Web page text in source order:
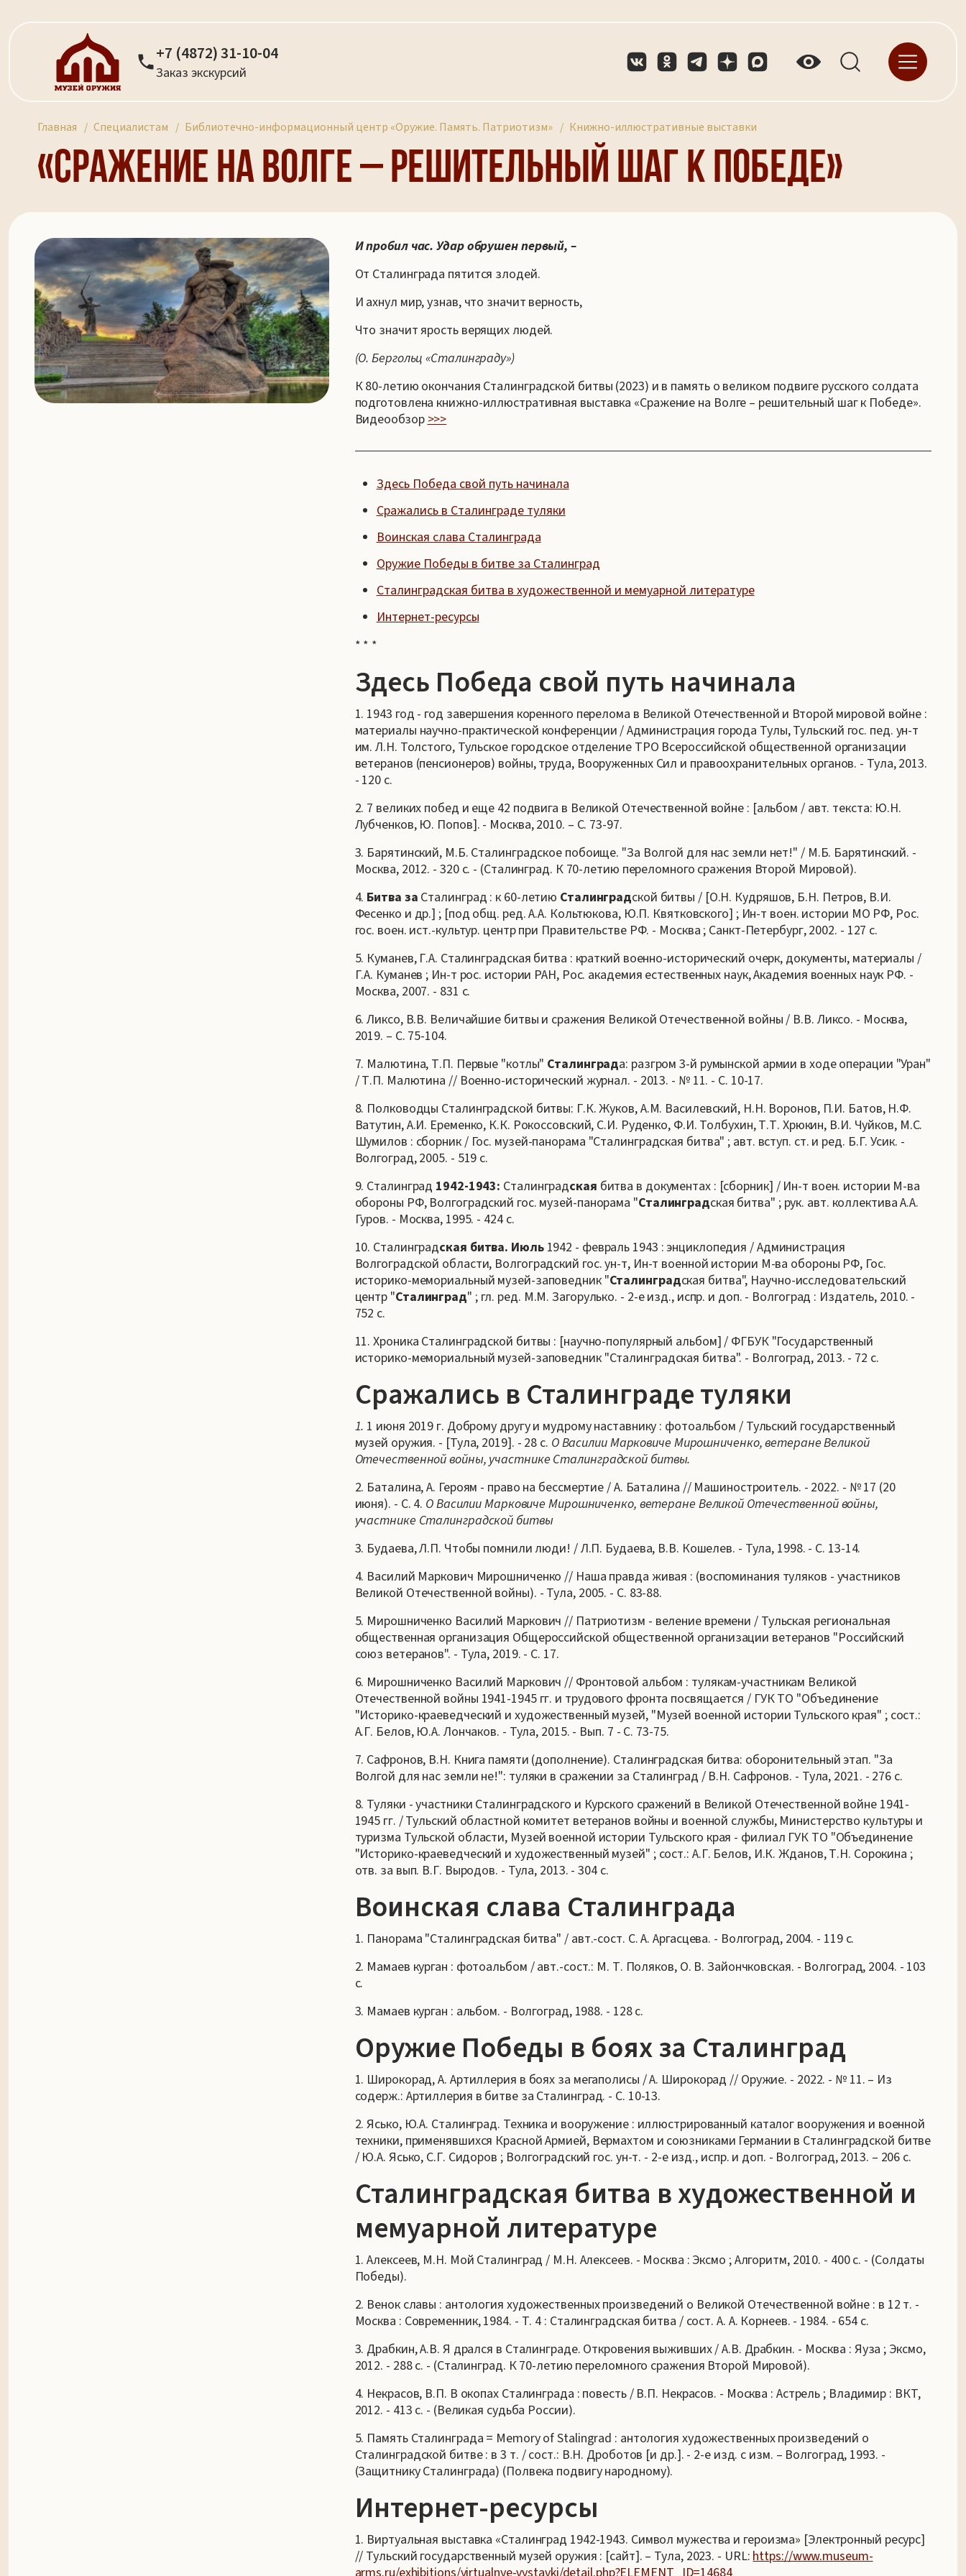
+7 (4872) 31-10-04
Заказ экскурсий
Главная Специалистам Библиотечно-информационный центр «Оружие. Память. Патриотизм» Книжно-иллюстративные выставки
«Сражение на Волге – решительный шаг к Победе»
И пробил час. Удар обрушен первый, –
От Сталинграда пятится злодей.
И ахнул мир, узнав, что значит верность,
Что значит ярость верящих людей.
(О. Бергольц «Сталинграду»)
К 80-летию окончания Сталинградской битвы (2023) и в память о великом подвиге русского солдата
подготовлена книжно-иллюстративная выставка «Сражение на Волге – решительный шаг к Победе».
Видеообзор>>>
Здесь Победа свой путь начинала
Сражались в Сталинграде туляки
Воинская слава Сталинграда
Оружие Победы в битве за Сталинград
Сталинградская битва в художественной и мемуарной литературе
Интернет-ресурсы
* * *
Здесь Победа свой путь начинала
1. 1943 год - год завершения коренного перелома в Великой Отечественной и Второй мировой войне :
материалы научно-практической конференции / Администрация города Тулы, Тульский гос. пед. ун-т
им. Л.Н. Толстого, Тульское городское отделение ТРО Всероссийской общественной организации
ветеранов (пенсионеров) войны, труда, Вооруженных Сил и правоохранительных органов. - Тула, 2013.
- 120 с.
2. 7 великих побед и еще 42 подвига в Великой Отечественной войне : [альбом / авт. текста: Ю.Н.
Лубченков, Ю. Попов]. - Москва, 2010. – С. 73-97.
3. Барятинский, М.Б. Сталинградское побоище. "За Волгой для нас земли нет!" / М.Б. Барятинский. -
Москва, 2012. - 320 с. - (Сталинград. К 70-летию переломного сражения Второй Мировой).
4. Битва за Сталинград : к 60-летию Сталинградской битвы / [О.Н. Кудряшов, Б.Н. Петров, В.И.
Фесенко и др.] ; [под общ. ред. А.А. Кольтюкова, Ю.П. Квятковского] ; Ин-т воен. истории МО РФ, Рос.
гос. воен. ист.-культур. центр при Правительстве РФ. - Москва ; Санкт-Петербург, 2002. - 127 с.
5. Куманев, Г.А. Сталинградская битва : краткий военно-исторический очерк, документы, материалы /
Г.А. Куманев ; Ин-т рос. истории РАН, Рос. академия естественных наук, Академия военных наук РФ. -
Москва, 2007. - 831 с.
6. Ликсо, В.В. Величайшие битвы и сражения Великой Отечественной войны / В.В. Ликсо. - Москва,
2019. – С. 75-104.
7. Малютина, Т.П. Первые "котлы" Сталинграда: разгром 3-й румынской армии в ходе операции "Уран"
/ Т.П. Малютина // Военно-исторический журнал. - 2013. - № 11. - С. 10-17.
8. Полководцы Сталинградской битвы: Г.К. Жуков, А.М. Василевский, Н.Н. Воронов, П.И. Батов, Н.Ф.
Ватутин, А.И. Еременко, К.К. Рокоссовский, С.И. Руденко, Ф.И. Толбухин, Т.Т. Хрюкин, В.И. Чуйков, М.С.
Шумилов : сборник / Гос. музей-панорама "Сталинградская битва" ; авт. вступ. ст. и ред. Б.Г. Усик. -
Волгоград, 2005. - 519 с.
9. Сталинград 1942-1943: Сталинградская битва в документах : [сборник] / Ин-т воен. истории М-ва
обороны РФ, Волгоградский гос. музей-панорама "Сталинградская битва" ; рук. авт. коллектива А.А.
Гуров. - Москва, 1995. - 424 с.
10. Сталинградская битва. Июль1942 - февраль 1943 : энциклопедия / Администрация
Волгоградской области, Волгоградский гос. ун-т, Ин-т военной истории М-ва обороны РФ, Гос.
историко-мемориальный музей-заповедник "Сталинградская битва", Научно-исследовательский
центр "Сталинград" ; гл. ред. М.М. Загорулько. - 2-е изд., испр. и доп. - Волгоград : Издатель, 2010. -
752 с.
11. Хроника Сталинградской битвы : [научно-популярный альбом] / ФГБУК "Государственный
историко-мемориальный музей-заповедник "Сталинградская битва". - Волгоград, 2013. - 72 с.
Сражались в Сталинграде туляки
1. 1 июня 2019 г. Доброму другу и мудрому наставнику : фотоальбом / Тульский государственный
музей оружия. - [Тула, 2019]. - 28 с. О Василии Марковиче Мирошниченко, ветеране Великой
Отечественной войны, участнике Сталинградской битвы.
2. Баталина, А. Героям - право на бессмертие / А. Баталина // Машиностроитель. - 2022. - № 17 (20
июня). - С. 4. О Василии Марковиче Мирошниченко, ветеране Великой Отечественной войны,
участнике Сталинградской битвы
3. Будаева, Л.П. Чтобы помнили люди! / Л.П. Будаева, В.В. Кошелев. - Тула, 1998. - С. 13-14.
4. Василий Маркович Мирошниченко // Наша правда живая : (воспоминания туляков - участников
Великой Отечественной войны). - Тула, 2005. - С. 83-88.
5. Мирошниченко Василий Маркович // Патриотизм - веление времени / Тульская региональная
общественная организация Общероссийской общественной организации ветеранов "Российский
союз ветеранов". - Тула, 2019. - С. 17.
6. Мирошниченко Василий Маркович // Фронтовой альбом : тулякам-участникам Великой
Отечественной войны 1941-1945 гг. и трудового фронта посвящается / ГУК ТО "Объединение
"Историко-краеведческий и художественный музей, "Музей военной истории Тульского края" ; сост.:
А.Г. Белов, Ю.А. Лончаков. - Тула, 2015. - Вып. 7 - С. 73-75.
7. Сафронов, В.Н. Книга памяти (дополнение). Сталинградская битва: оборонительный этап. "За
Волгой для нас земли не!": туляки в сражении за Сталинград / В.Н. Сафронов. - Тула, 2021. - 276 с.
8. Туляки - участники Сталинградского и Курского сражений в Великой Отечественной войне 1941-
1945 гг. / Тульский областной комитет ветеранов войны и военной службы, Министерство культуры и
туризма Тульской области, Музей военной истории Тульского края - филиал ГУК ТО "Объединение
"Историко-краеведческий и художественный музей" ; сост.: А.Г. Белов, И.К. Жданов, Т.Н. Сорокина ;
отв. за вып. В.Г. Выродов. - Тула, 2013. - 304 с.
Воинская слава Сталинграда
1. Панорама "Сталинградская битва" / авт.-сост. С. А. Аргасцева. - Волгоград, 2004. - 119 с.
2. Мамаев курган : фотоальбом / авт.-сост.: М. Т. Поляков, О. В. Зайончковская. - Волгоград, 2004. - 103
с.
3. Мамаев курган : альбом. - Волгоград, 1988. - 128 с.
Оружие Победы в боях за Сталинград
1. Широкорад, А. Артиллерия в боях за мегаполисы / А. Широкорад // Оружие. - 2022. - № 11. – Из
содерж.: Артиллерия в битве за Сталинград. - С. 10-13.
2. Ясько, Ю.А. Сталинград. Техника и вооружение : иллюстрированный каталог вооружения и военной
техники, применявшихся Красной Армией, Вермахтом и союзниками Германии в Сталинградской битве
/ Ю.А. Ясько, С.Г. Сидоров ; Волгоградский гос. ун-т. - 2-е изд., испр. и доп. - Волгоград, 2013. – 206 с.
Сталинградская битва в художественной и
мемуарной литературе
1. Алексеев, М.Н. Мой Сталинград / М.Н. Алексеев. - Москва : Эксмо ; Алгоритм, 2010. - 400 с. - (Солдаты
Победы).
2. Венок славы : антология художественных произведений о Великой Отечественной войне : в 12 т. -
Москва : Современник, 1984. - Т. 4 : Сталинградская битва / сост. А. А. Корнеев. - 1984. - 654 с.
3. Драбкин, А.В. Я дрался в Сталинграде. Откровения выживших / А.В. Драбкин. - Москва : Яуза ; Эксмо,
2012. - 288 с. - (Сталинград. К 70-летию переломного сражения Второй Мировой).
4. Некрасов, В.П. В окопах Сталинграда : повесть / В.П. Некрасов. - Москва : Астрель ; Владимир : ВКТ,
2012. - 413 с. - (Великая судьба России).
5. Память Сталинграда = Memory of Stalingrad : антология художественных произведений о
Сталинградской битве : в 3 т. / сост.: В.Н. Дроботов [и др.]. - 2-е изд. с изм. – Волгоград, 1993. -
(Защитнику Сталинграда) (Полвека подвигу народному).
Интернет-ресурсы
1. Виртуальная выставка «Сталинград 1942-1943. Символ мужества и героизма» [Электронный ресурс]
// Тульский государственный музей оружия : [сайт]. – Тула, 2023. - URL:https://www.museum-